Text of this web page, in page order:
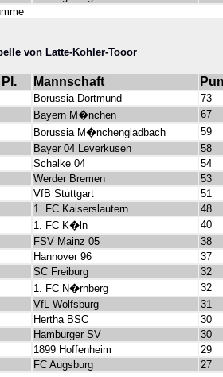
von Latte-Kohler-Tooor
Pl. Mannschaft
Borussia Dortmund
73
Bayern M�nchen
67
Borussia M�nchengladbach
59
Bayer 04 Leverkusen
58
Schalke 04
54
Werder Bremen
53
VfB Stuttgart
51
1. FC Kaiserslautern
48
1. FC K�ln
40
FSV Mainz 05
38
Hannover 96
37
SC Freiburg
32
1. FC N�rnberg
32
VfL Wolfsburg
31
Hertha BSC
30
Hamburger SV
30
1899 Hoffenheim
29
FC Augsburg
27